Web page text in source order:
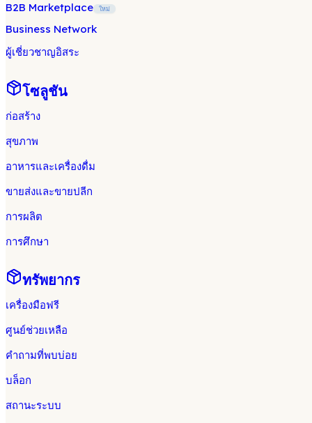
B2B Marketplace
ใหม่
Business Network
ผู้เชี่ยวชาญอิสระ
โซลูชัน
ก่อสร้าง
สุขภาพ
อาหารและเครื่องดื่ม
ขายส่งและขายปลีก
การผลิต
การศึกษา
ทรัพยากร
เครื่องมือฟรี
ศูนย์ช่วยเหลือ
คำถามที่พบบ่อย
บล็อก
สถานะระบบ